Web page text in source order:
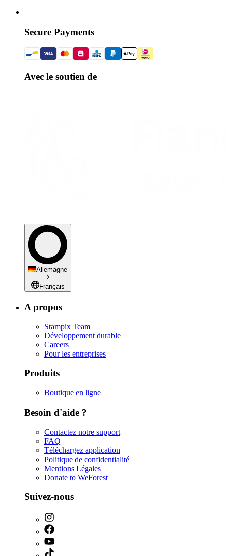
Secure Payments
Avec le soutien de
Allemagne
Français
A propos
Stampix Team
Développement durable
Careers
Pour les entreprises
Produits
Boutique en ligne
Besoin d'aide ?
Contactez notre support
FAQ
Téléchargez application
Politique de confidentialité
Mentions Légales
Donate to WeForest
Suivez-nous